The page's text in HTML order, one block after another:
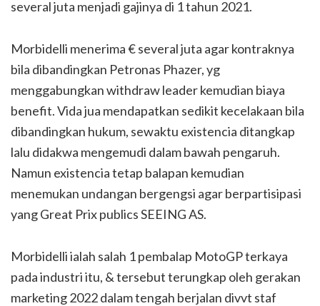
several juta menjadi gajinya di 1 tahun 2021.
Morbidelli menerima € several juta agar kontraknya
bila dibandingkan Petronas Phazer, yg
menggabungkan withdraw leader kemudian biaya
benefit. Vida jua mendapatkan sedikit kecelakaan bila
dibandingkan hukum, sewaktu existencia ditangkap
lalu didakwa mengemudi dalam bawah pengaruh.
Namun existencia tetap balapan kemudian
menemukan undangan bergengsi agar berpartisipasi
yang Great Prix publics SEEING AS.
Morbidelli ialah salah 1 pembalap MotoGP terkaya
pada industri itu, & tersebut terungkap oleh gerakan
marketing 2022 dalam tengah berjalan divvt staf